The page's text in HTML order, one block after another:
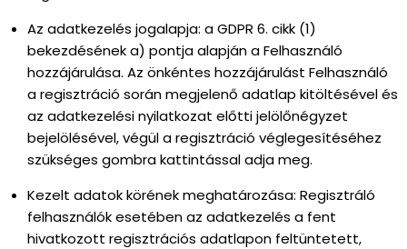
Az adatkezelés jogalapja: a GDPR 6. cikk (1)
bekezdésének a) pontja alapján a Felhasználó
hozzájárulása. Az önkéntes hozzájárulást Felhasználó
a regisztráció során megjelenő adatlap kitöltésével és
az adatkezelési nyilatkozat előtti jelölőnégyzet
bejelölésével, végül a regisztráció véglegesítéséhez
szükséges gombra kattintással adja meg.
Kezelt adatok körének meghatározása: Regisztráló
felhasználók esetében az adatkezelés a fent
hivatkozott regisztrációs adatlapon feltüntetett,